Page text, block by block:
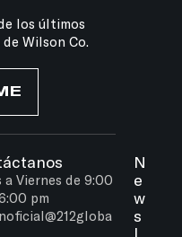
los últimos
Wilson Co.
a Viernes de 9:00
pm
N
e
w
s